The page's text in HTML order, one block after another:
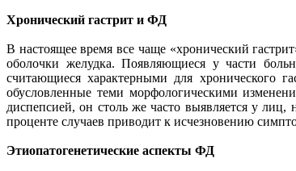
Хронический гастрит и ФД
В настоящее время все чаще «хронический
оболочки желудка. Появляющиеся у части
считающиеся характерными для хронического
обусловленные теми морфологическими
диспепсией, он столь же часто выявляется у
проценте случаев приводит к исчезновению
Этиопатогенетические аспекты ФД